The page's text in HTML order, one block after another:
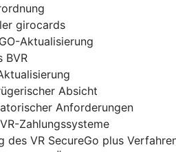
girocards
Aktualisierung
BVR
Absicht
Anforderungen
Zahlungssysteme
des VR SecureGo plus